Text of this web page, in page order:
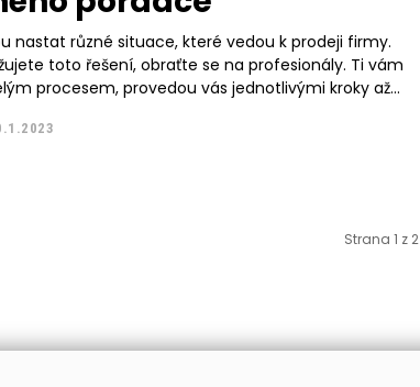
nastat různé situace, které vedou k prodeji firmy.
toto řešení, obraťte se na profesionály. Ti vám
procesem, provedou vás jednotlivými kroky až...
Strana 1 z 2